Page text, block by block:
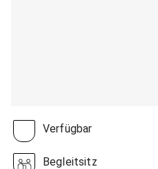
Verfügbar
Begleitsitz